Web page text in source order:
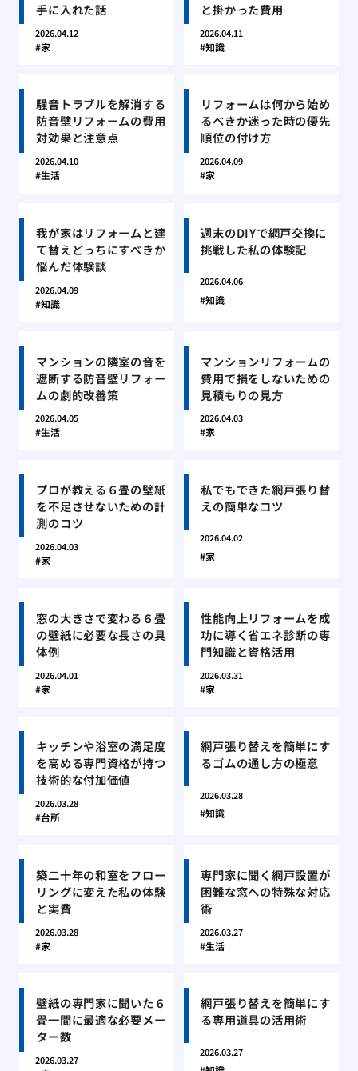
手に入れた話
2026.04.12
家
と掛かった費用
2026.04.11
知識
騒音トラブルを解消する
防音壁リフォームの費用
対効果と注意点
2026.04.10
生活
リフォームは何から始め
るべきか迷った時の優先
順位の付け方
2026.04.09
家
我が家はリフォームと建
て替えどっちにすべきか
悩んだ体験談
2026.04.09
知識
週末のDIYで網戸交換に
挑戦した私の体験記
2026.04.06
知識
マンションの隣室の音を
遮断する防音壁リフォー
ムの劇的改善策
2026.04.05
生活
マンションリフォームの
費用で損をしないための
見積もりの見方
2026.04.03
家
プロが教える６畳の壁紙
を不足させないための計
測のコツ
2026.04.03
家
私でもできた網戸張り替
えの簡単なコツ
2026.04.02
家
窓の大きさで変わる６畳
の壁紙に必要な長さの具
体例
2026.04.01
家
性能向上リフォームを成
功に導く省エネ診断の専
門知識と資格活用
2026.03.31
家
キッチンや浴室の満足度
を高める専門資格が持つ
技術的な付加価値
2026.03.28
台所
網戸張り替えを簡単にす
るゴムの通し方の極意
2026.03.28
知識
築二十年の和室をフロー
リングに変えた私の体験
と実費
2026.03.28
家
専門家に聞く網戸設置が
困難な窓への特殊な対応
術
2026.03.27
生活
壁紙の専門家に聞いた６
畳一間に最適な必要メー
ター数
2026.03.27
網戸張り替えを簡単にす
る専用道具の活用術
2026.03.27